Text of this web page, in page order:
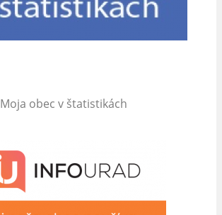
Moja obec v štatistikách